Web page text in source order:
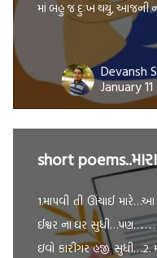
માં બહુ જ દુઃખ થયું, આજની
Devansh
January
short
1.માપવી તી ઊંચાઈ
ઈશ્વર ના ઘર
ઇવો કારીગર હજી